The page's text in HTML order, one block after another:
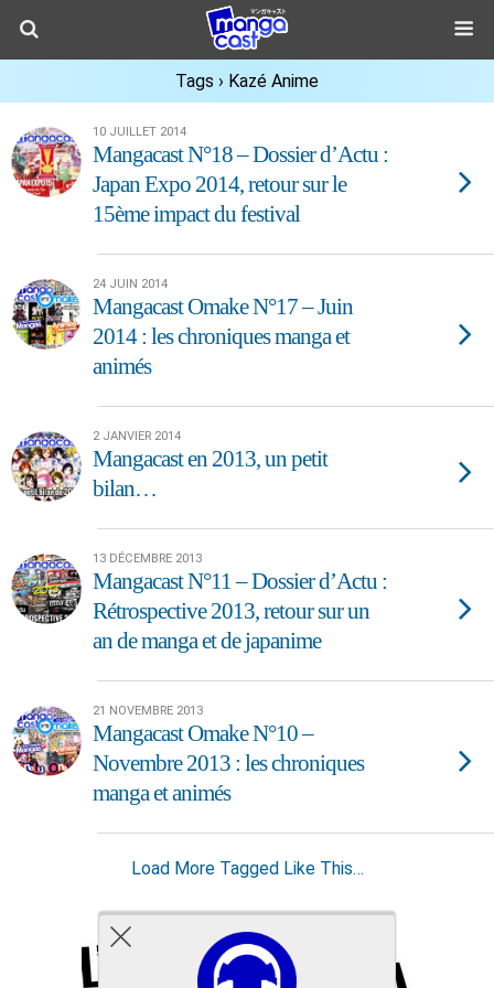
Tags › Kazé Anime
10 JUILLET 2014
Mangacast N°18 – Dossier d’Actu :
Japan Expo 2014, retour sur le
15ème impact du festival
24 JUIN 2014
Mangacast Omake N°17 – Juin
2014 : les chroniques manga et
animés
2 JANVIER 2014
Mangacast en 2013, un petit
bilan…
13 DÉCEMBRE 2013
Mangacast N°11 – Dossier d’Actu :
Rétrospective 2013, retour sur un
an de manga et de japanime
21 NOVEMBRE 2013
Mangacast Omake N°10 –
Novembre 2013 : les chroniques
manga et animés
Load More Tagged Like This…